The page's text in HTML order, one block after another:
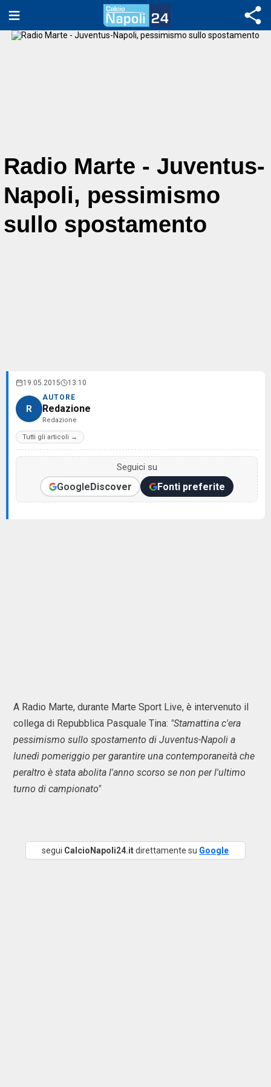
Radio Marte - Juventus-
Napoli, pessimismo
sullo spostamento
19.05.2015 13:10
R
AUTORE
Redazione
Redazione
Tutti gli articoli →
Seguici su
GoogleDiscover Fonti preferite
A Radio Marte, durante Marte Sport Live, è intervenuto il
collega di Repubblica Pasquale Tina: "Stamattina c'era
pessimismo sullo spostamento di Juventus-Napoli a
lunedì pomeriggio per garantire una contemporaneità che
peraltro è stata abolita l'anno scorso se non per l'ultimo
turno di campionato"
segui CalcioNapoli24.itdirettamente su Google